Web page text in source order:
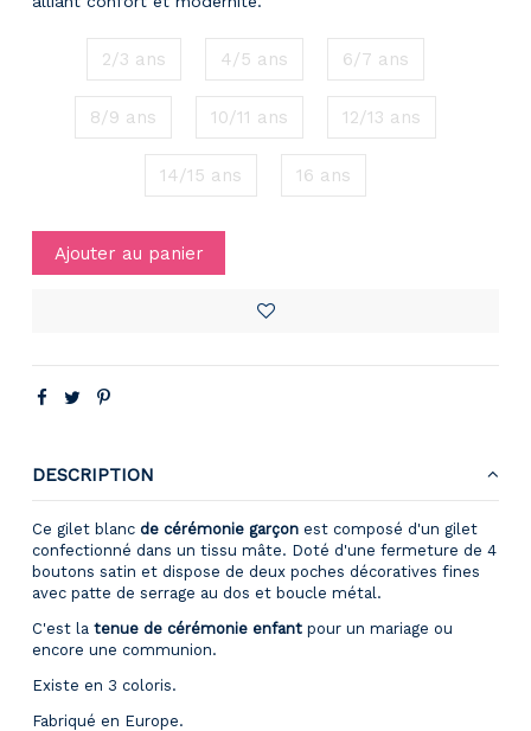
2/3 ans 4/5 ans 6/7 ans
8/9 ans 10/11 ans 12/13 ans
14/15 ans 16 ans
Ajouter au panier
DESCRIPTION
Ce gilet blanc de cérémonie garçonest composé d'un gilet
confectionné dans un tissu mâte. Doté d'une fermeture de 4
boutons satin et dispose de deux poches décoratives fines
avec patte de serrage au dos et boucle métal.
C'est la tenue de cérémonie enfantpour un mariage ou
encore une communion.
Existe en 3 coloris.
Fabriqué en Europe.